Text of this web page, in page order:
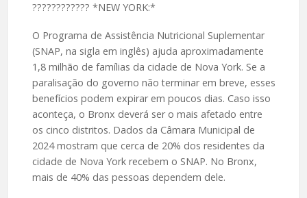
????️???????? *NEW YORK:*
O Programa de Assistência Nutricional Suplementar
(SNAP, na sigla em inglês) ajuda aproximadamente
1,8 milhão de famílias da cidade de Nova York. Se a
paralisação do governo não terminar em breve, esses
benefícios podem expirar em poucos dias. Caso isso
aconteça, o Bronx deverá ser o mais afetado entre
os cinco distritos. Dados da Câmara Municipal de
2024 mostram que cerca de 20% dos residentes da
cidade de Nova York recebem o SNAP. No Bronx,
mais de 40% das pessoas dependem dele.